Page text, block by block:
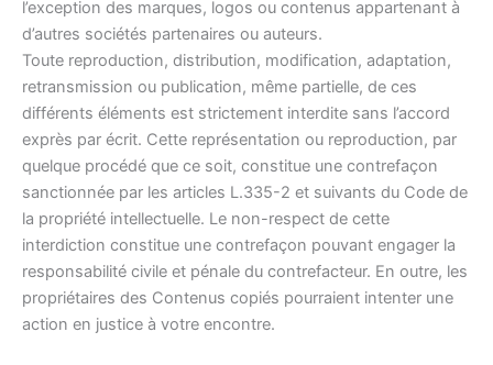
l’exception des marques, logos ou contenus appartenant à
d’autres sociétés partenaires ou auteurs.
Toute reproduction, distribution, modification, adaptation,
retransmission ou publication, même partielle, de ces
différents éléments est strictement interdite sans l’accord
exprès par écrit. Cette représentation ou reproduction, par
quelque procédé que ce soit, constitue une contrefaçon
sanctionnée par les articles L.335-2 et suivants du Code de
la propriété intellectuelle. Le non-respect de cette
interdiction constitue une contrefaçon pouvant engager la
responsabilité civile et pénale du contrefacteur. En outre, les
propriétaires des Contenus copiés pourraient intenter une
action en justice à votre encontre.